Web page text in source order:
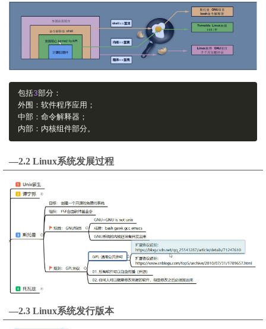
包括3部分：
外围：软件程序应用；
中部：命令解释器；
内部：内核组件部分。
—2.2 Linux系统发展过程
—2.3 Linux系统发行版本